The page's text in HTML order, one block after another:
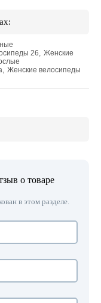
26, Женские
, Женские велосипеды
о товаре
в этом разделе.